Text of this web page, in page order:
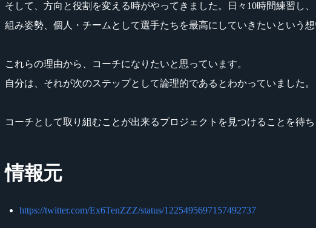
そして、方向と役割を変える時がやってきました。日々10時間練習し
組み姿勢、個人・チームとして選手たちを最高にしていきたいという
これらの理由から、コーチになりたいと思っています。
自分は、それが次のステップとして論理的であるとわかっていました
コーチとして取り組むことが出来るプロジェクトを見つけることを待ち
情報元
https://twitter.com/Ex6TenZZZ/status/1225495697157492737